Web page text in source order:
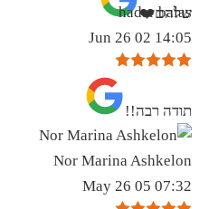
שלהם❤️
hadar balas
14:05 02 Jun 26
תודה רבה!!
Nor Marina Ashkelon
07:32 05 May 26